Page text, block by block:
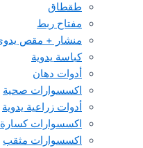
طقطاق
مفتاح ربط
منشار + مقص يدوي
كباسة يدوية
أدوات دهان
اكسسوارات صحية
أدوات زراعية يدوية
اكسسوارات كسارة
اكسسوارات مثقب